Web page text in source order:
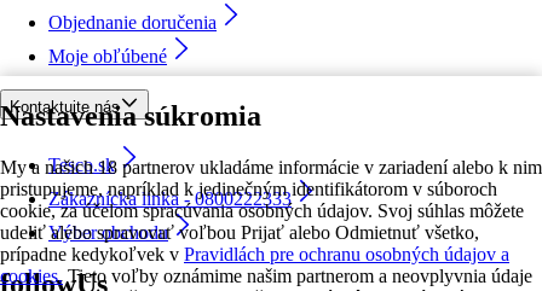
Nastavenia súkromia
My a našich 18 partnerov ukladáme informácie v zariadení alebo k nim
pristupujeme, napríklad k jedinečným identifikátorom v súboroch
cookie, za účelom spracúvania osobných údajov. Svoj súhlas môžete
udeliť alebo spravovať voľbou Prijať alebo Odmietnuť všetko,
prípadne kedykoľvek v Pravidlách pre ochranu osobných údajov a
cookies. Tieto voľby oznámime našim partnerom a neovplyvnia údaje
Objednanie doručenia
Moje obľúbené
Kontaktujte nás
Tesco.sk
Zákaznícka linka - 0800222333
Výber obchodu
followUs